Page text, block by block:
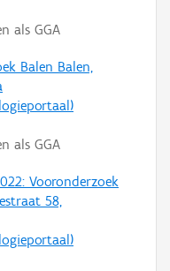
als GGA
Balen Balen,
als GGA
Vooronderzoek
58,